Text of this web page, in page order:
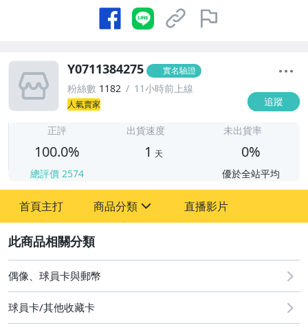
Y0711384275 實名驗證
粉絲數 1182 11小時前上線
人氣賣家 追蹤
正評
100.0%
總評價 2574
出貨速度
1 天
未出貨率
0%
優於全站平均
首頁主打 商品分類
偶像、球員卡與郵幣
運動、戶外與休閒
直播影片
偶像、球員卡與郵幣
球員卡/其他收藏卡